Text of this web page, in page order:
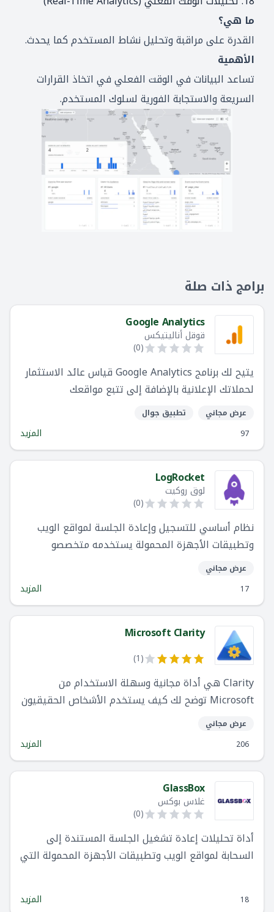
ما هي؟
القدرة على مراقبة وتحليل نشاط المستخدم كما يحدث.
الأهمية
تساعد البيانات في الوقت الفعلي في اتخاذ القرارات
السريعة والاستجابة الفورية لسلوك المستخدم.
برامج ذات صلة
Google Analytics
قوقل أناليتيكس
(
0
)
يتيح لك برنامج Google Analytics قياس عائد الاستثمار
لحملاتك الإعلانية بالإضافة إلى تتبع مواقعك
وتطبيقاتك.
عرض مجاني
تطبيق جوال
97
المزيد
LogRocket
لوق روكيت
(
0
)
نظام أساسي للتسجيل وإعادة الجلسة لمواقع الويب
وتطبيقات الأجهزة المحمولة يستخدمه متخصصو
تكنولوجيا المعلومات لفهم سلوكيات المستخدمين وحل
المشكلات التي تؤثر على تجارب المستخدمين.
عرض مجاني
17
المزيد
Microsoft Clarity
(
1
)
Clarity هي أداة مجانية وسهلة الاستخدام من
Microsoft توضح لك كيف يستخدم الأشخاص الحقيقيون
موقعك بالفعل. الإعداد سهل وستبدأ في الحصول على
البيانات في دقائق.
عرض مجاني
206
المزيد
GlassBox
غلاس بوكس
(
0
)
أداة تحليلات إعادة تشغيل الجلسة المستندة إلى
السحابة لمواقع الويب وتطبيقات الأجهزة المحمولة التي
18 المزيد